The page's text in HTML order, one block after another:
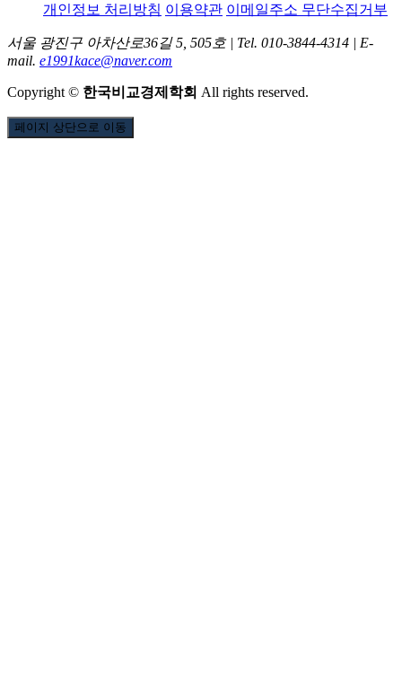
개인정보 처리방침 이용약관 이메일주소 무단수집거부
서울 광진구 아차산로36길 5, 505호 | Tel. 010-3844-4314 | E-
mail. e1991kace@naver.com
Copyright © 한국비교경제학회 All rights reserved.
페이지 상단으로 이동